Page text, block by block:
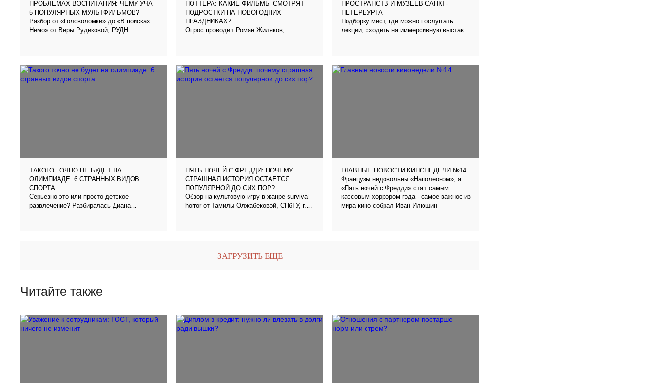
ПРОБЛЕМАХ ВОСПИТАНИЯ: ЧЕМУ УЧАТ
5 ПОПУЛЯРНЫХ МУЛЬТФИЛЬМОВ?
Разбор от «Головоломки» до «В поисках
Немо» от Веры Рудиковой, РУДН
ПОТТЕРА: КАКИЕ ФИЛЬМЫ СМОТРЯТ
ПОДРОСТКИ НА НОВОГОДНИХ
ПРАЗДНИКАХ?
Опрос проводил Роман Жиляков,
ПРОСТРАНСТВ И МУЗЕЕВ САНКТ-
ПЕТЕРБУРГА
Подборку мест, где можно послушать
лекции, сходить на иммерсивную выставку
ТАКОГО ТОЧНО НЕ БУДЕТ НА
ОЛИМПИАДЕ: 6 СТРАННЫХ ВИДОВ
СПОРТА
Серьезно это или просто детское
развлечение? Разбиралась Диана
ПЯТЬ НОЧЕЙ С ФРЕДДИ: ПОЧЕМУ
СТРАШНАЯ ИСТОРИЯ ОСТАЕТСЯ
ПОПУЛЯРНОЙ ДО СИХ ПОР?
Обзор на культовую игру в жанре survival
horror от Тамилы Олжабековой, СПбГУ, г.
ГЛАВНЫЕ НОВОСТИ КИНОНЕДЕЛИ №14
Французы недовольны «Наполеоном», а
«Пять ночей с Фредди» стал самым
кассовым хоррором года - самое важное из
мира кино собрал Иван Илюшин
ЗАГРУЗИТЬ ЕЩЕ
Читайте также